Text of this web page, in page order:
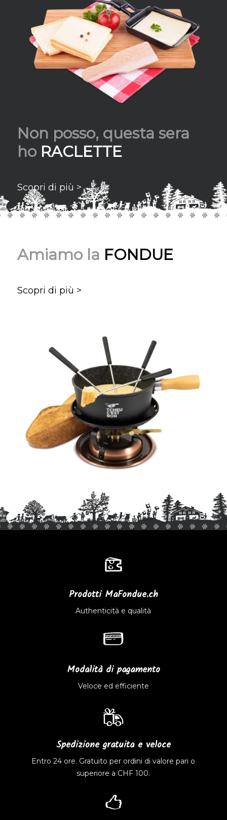
Non posso, questa sera
ho RACLETTE
Scopri di più >
Amiamo la FONDUE
Scopri di più >
Prodotti MaFondue.ch
Authenticità e qualità
Modalità di pagamento
Veloce ed efficiente
Spedizione gratuita e veloce
Entro 24 ore. Gratuito per ordini di valore pari o
superiore a CHF 100.